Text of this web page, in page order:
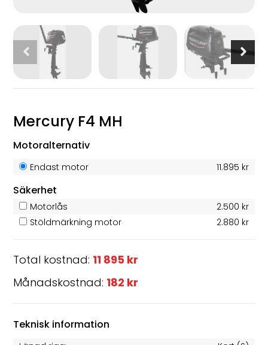
Mercury F4 MH
Motoralternativ
Endast motor 11.895 kr
Säkerhet
Motorlås
2.500 kr
Stöldmärkning motor
2.880 kr
Total kostnad: 11 895 kr
Månadskostnad: 182 kr
Teknisk information